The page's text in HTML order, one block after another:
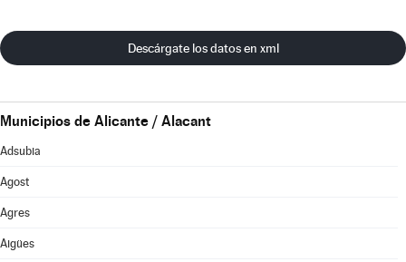
Descárgate los datos en xml
Municipios de Alicante / Alacant
Adsubia
Agost
Agres
Aigües